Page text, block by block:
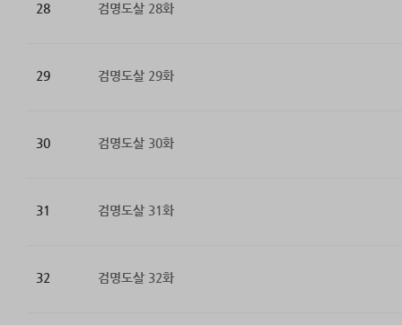
28 검명도살 28화
29 검명도살 29화
30 검명도살 30화
31 검명도살 31화
32 검명도살 32화